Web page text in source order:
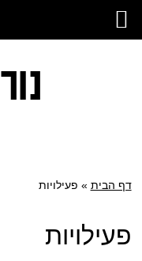
Main menu
Skip
דף הבית » פעילויות
פעילויות